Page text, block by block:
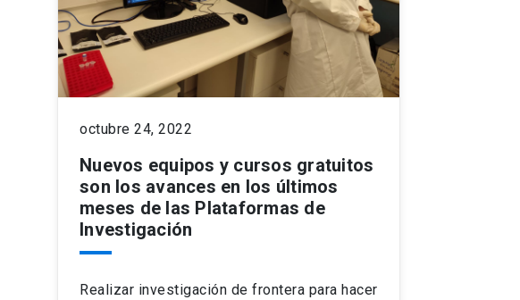
octubre 24, 2022
Nuevos equipos y cursos gratuitos
son los avances en los últimos
meses de las Plataformas de
Investigación
Realizar investigación de frontera para hacer